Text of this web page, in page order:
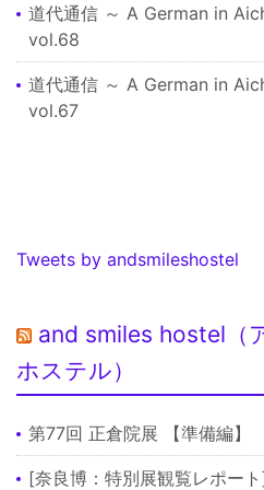
道代通信 ～ A German in
vol.68
道代通信 ～ A German in
vol.67
Tweets by andsmileshostel
and smiles hostel（
ホステル）
第77回 正倉院展 【準備編】
[奈良博：特別展観覧レポー